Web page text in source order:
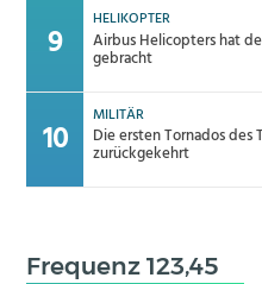
HELIKOPTER
Airbus Helicopters hat
gebracht
MILITÄR
Die ersten Tornados des
zurückgekehrt
Frequenz 123,45